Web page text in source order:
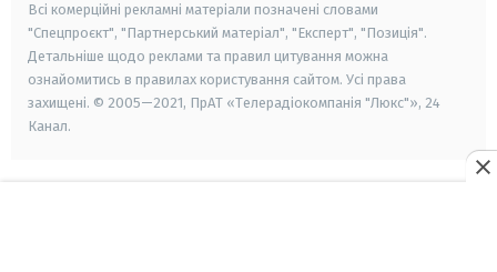
Всі комерційні рекламні матеріали позначені словами
"Спецпроєкт", "Партнерський матеріал", "Експерт", "Позиція".
Детальніше щодо реклами та правил цитування можна
ознайомитись в правилах користування сайтом. Усі права
захищені. © 2005—2021, ПрАТ «Телерадіокомпанія "Люкс"», 24
Канал.